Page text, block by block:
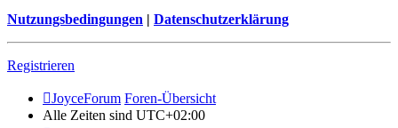
Nutzungsbedingungen | Datenschutzerklärung
Registrieren
JoyceForum Foren-Übersicht
Alle Zeiten sind UTC+02:00